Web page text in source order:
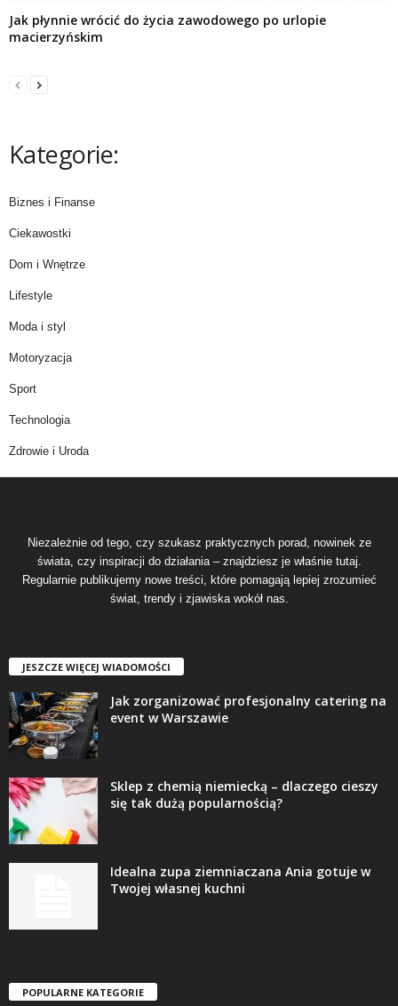
Jak płynnie wrócić do życia zawodowego po urlopie
macierzyńskim
Kategorie:
Biznes i Finanse
Ciekawostki
Dom i Wnętrze
Lifestyle
Moda i styl
Motoryzacja
Sport
Technologia
Zdrowie i Uroda
Niezależnie od tego, czy szukasz praktycznych porad, nowinek ze
świata, czy inspiracji do działania – znajdziesz je właśnie tutaj.
Regularnie publikujemy nowe treści, które pomagają lepiej zrozumieć
świat, trendy i zjawiska wokół nas.
JESZCZE WIĘCEJ WIADOMOŚCI
Jak zorganizować profesjonalny catering na
event w Warszawie
Sklep z chemią niemiecką – dlaczego cieszy
się tak dużą popularnością?
Idealna zupa ziemniaczana Ania gotuje w
Twojej własnej kuchni
POPULARNE KATEGORIE